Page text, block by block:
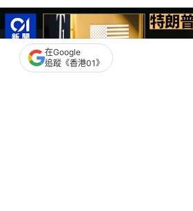
在Google
追蹤《香港01》